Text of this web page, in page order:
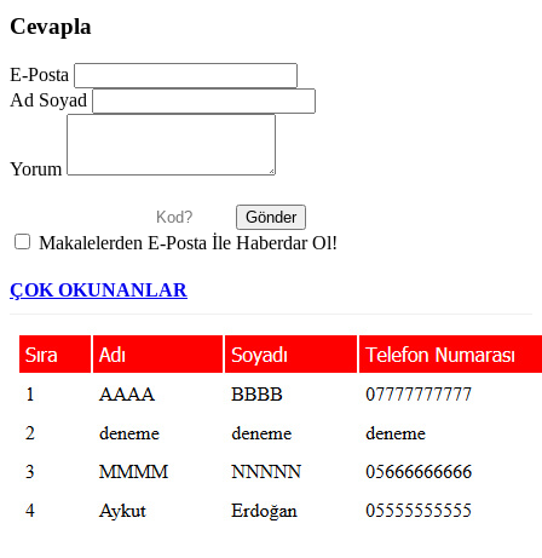
Cevapla
E-Posta
Ad Soyad
Yorum
Makalelerden E-Posta İle Haberdar Ol!
ÇOK OKUNANLAR